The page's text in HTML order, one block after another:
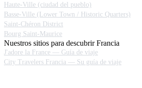
Haute-Ville (ciudad del pueblo)
Basse-Ville (Lower Town / Historic Quarters)
Saint-Chéron District
Bourg Saint-Maurice
Nuestros sitios para descubrir Francia
J'adore la France — Guía de viaje
City Travelers Francia — Su guía de viaje